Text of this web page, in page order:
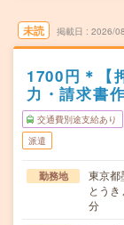
未読 掲載日 2026/
1700円＊【
力・請求書
交通費別途支給あり
派遣
勤務地
東京都
とう
分